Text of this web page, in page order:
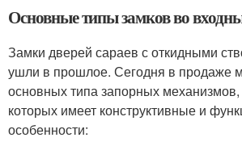
Основные типы замков во
Замки дверей сараев с откидными
ушли в прошлое. Сегодня в продаже
основных типа запорных
которых имеет конструктивные и
особенности: